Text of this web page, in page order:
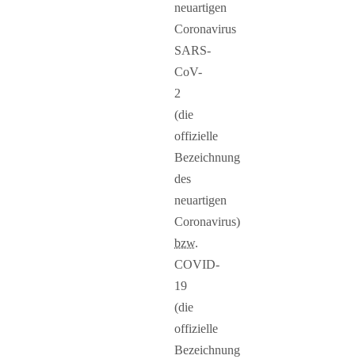
neuartigen
Coronavirus
SARS-
CoV-
2
(die
offizielle
Bezeichnung
des
neuartigen
Coronavirus)
bzw.
COVID-
19
(die
offizielle
Bezeichnung